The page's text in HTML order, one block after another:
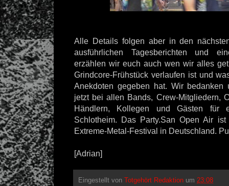
Alle Details folgen aber in den
ausführlichen Tagesberichten und
erzählen wir euch auch wen wir alles
Grindcore-Frühstück verlaufen ist und
Anekdoten gegeben hat. Wir bedanken
jetzt bei allen Bands, Crew-Mitgliedern,
Händlern, Kollegen und Gästen für
Schlotheim. Das Party.San Open Air
Extreme-Metal-Festival in Deutschland.
[Adrian]
Eingestellt von Totgehört Redaktion um 23:08